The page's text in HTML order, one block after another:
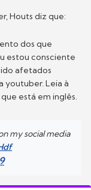
Houts diz que:
dos que
estou consciente
afetados
youtuber. Leia à
está em inglês.
my social media